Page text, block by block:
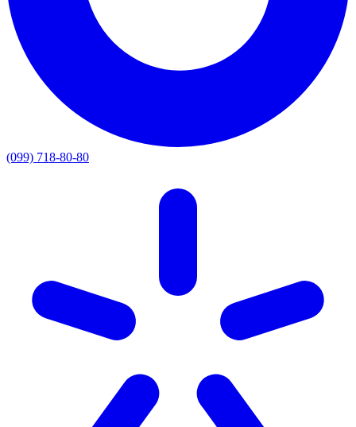
(099) 718-80-80